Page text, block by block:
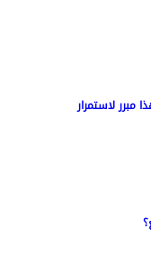
مبرر لاستمرار